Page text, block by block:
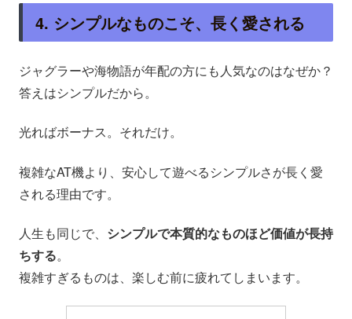
4. シンプルなものこそ、長く愛される
ジャグラーや海物語が年配の方にも人気なのはなぜか？
答えはシンプルだから。
光ればボーナス。それだけ。
複雑なAT機より、安心して遊べるシンプルさが長く愛
される理由です。
人生も同じで、 シンプルで本質的なものほど価値が長持
ちする。
複雑すぎるものは、楽しむ前に疲れてしまいます。